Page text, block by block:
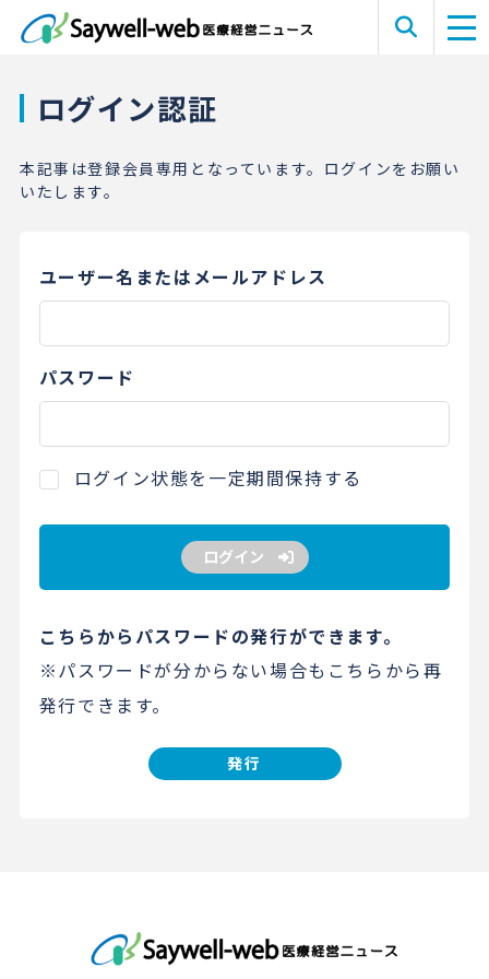
ログイン認証
本記事は登録会員専用となっています。ログインをお願い
いたします。
ユーザー名またはメールアドレス
パスワード
ログイン状態を一定期間保持する
ログイン
こちらからパスワードの発行ができます。
※パスワードが分からない場合もこちらから再
発行できます。
発行